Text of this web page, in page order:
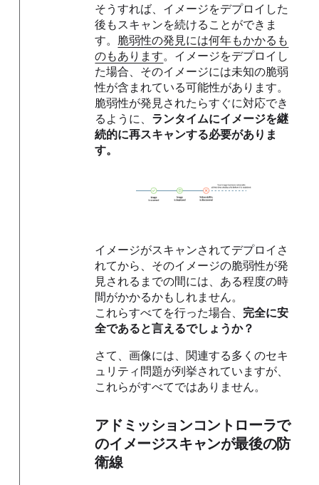
そうすれば、イメージをデプロイした
後もスキャンを続けることができま
す。 脆弱性の発見には何年もかかるも
のもあります。イメージをデプロイし
た場合、そのイメージには未知の脆弱
性が含まれている可能性があります。
脆弱性が発見されたらすぐに対応でき
るように、 ランタイムにイメージを継
続的に再スキャンする必要がありま
す。
イメージがスキャンされてデプロイさ
れてから、そのイメージの脆弱性が発
見されるまでの間には、ある程度の時
間がかかるかもしれません。
これらすべてを行った場合、 完全に安
全であると言えるでしょうか？
さて、画像には、関連する多くのセキ
ュリティ問題が列挙されていますが、
これらがすべてではありません。
アドミッションコントローラで
のイメージスキャンが最後の防
衛線